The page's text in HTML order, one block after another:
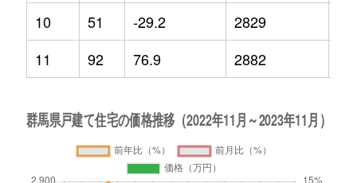
10
51 -29.2 2829
11
92 76.9 2882